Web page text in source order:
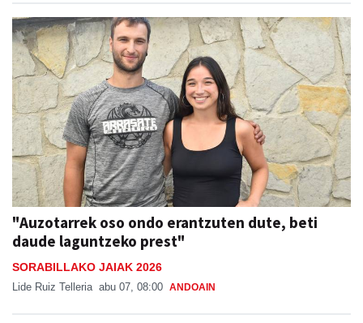
"Auzotarrek oso ondo erantzuten dute, beti
daude laguntzeko prest"
SORABILLAKO JAIAK 2026
Lide Ruiz Telleria abu 07, 08:00 ANDOAIN